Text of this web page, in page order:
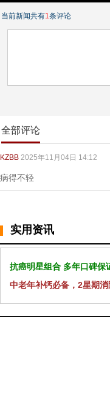
当前新闻共有1条评论
全部评论
KZBB 2025年11月04日 14:12
病得不轻
实用资讯
抗癌明星组合 多年口碑保
中老年补钙必备，2星期